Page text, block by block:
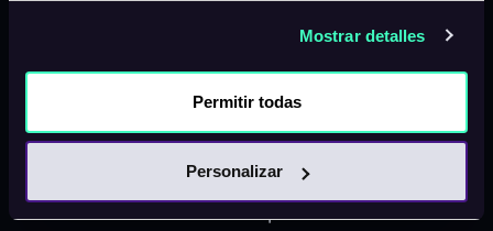
Mostrar detalles
Permitir todas
Personalizar
Free y Pro. También está disponible para Max,
plataforma para desarrolladores de Anthropic.
En la API se identifica como claude-sonnet-5.
Hasta el 31 de agosto de 2026 tiene un precio